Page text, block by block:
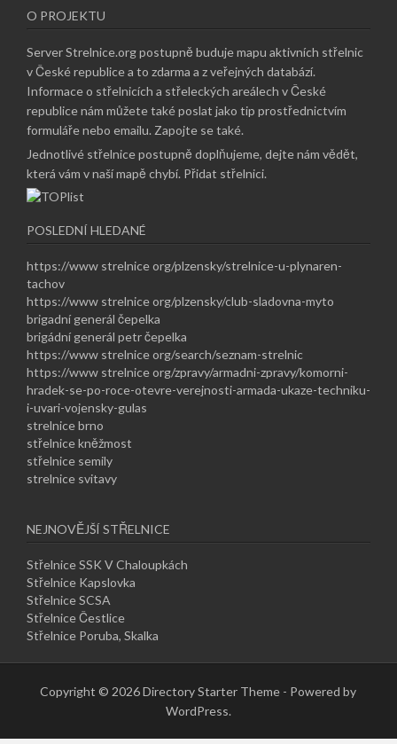
O PROJEKTU
Server Strelnice.org postupně buduje mapu aktivních střelnic
v České republice a to zdarma a z veřejných databází.
Informace o střelnicích a střeleckých areálech v České
republice nám můžete také poslat jako tip prostřednictvím
formuláře nebo emailu.Zapojte se také.
Jednotlivé střelnice postupně doplňujeme, dejte nám vědět,
která vám v naší mapě chybí. Přidat střelnici.
POSLEDNÍ HLEDANÉ
https://www strelnice org/plzensky/strelnice-u-plynaren-
tachov
https://www strelnice org/plzensky/club-sladovna-myto
brigadní generál čepelka
brigádní generál petr čepelka
https://www strelnice org/search/seznam-strelnic
https://www strelnice org/zpravy/armadni-zpravy/komorni-
hradek-se-po-roce-otevre-verejnosti-armada-ukaze-techniku-
i-uvari-vojensky-gulas
strelnice brno
střelnice kněžmost
střelnice semily
strelnice svitavy
NEJNOVĚJŠÍ STŘELNICE
Střelnice SSK V Chaloupkách
Střelnice Kapslovka
Střelnice SCSA
Střelnice Čestlice
Střelnice Poruba, Skalka
Copyright © 2026 Directory Starter Theme - Powered by
WordPress.